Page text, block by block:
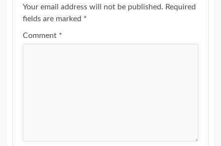
Your email address will not be published. Required
fields are marked *
Comment *